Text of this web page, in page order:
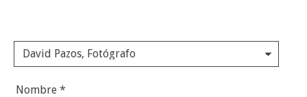
Nombre *